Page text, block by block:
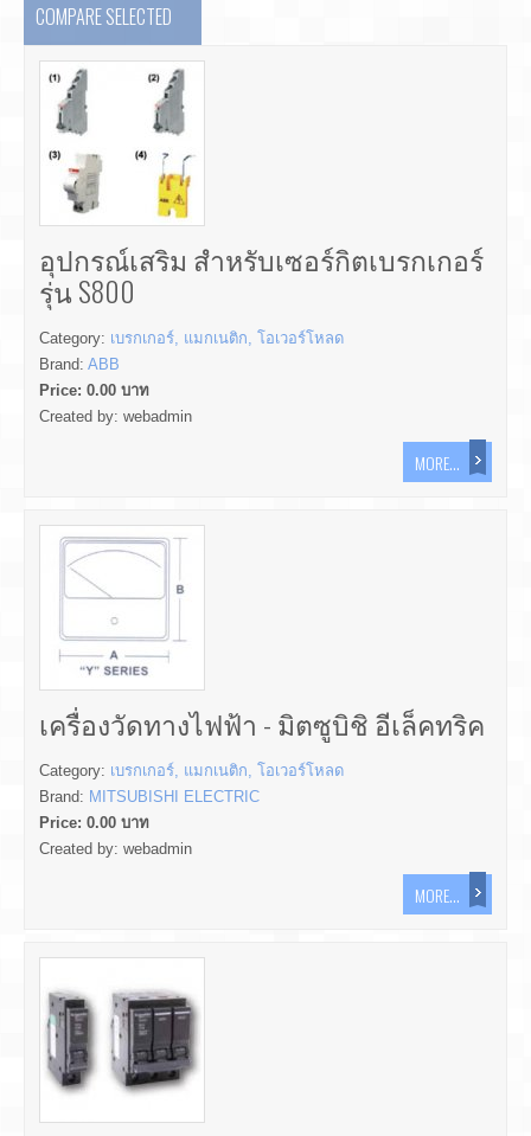
COMPARE SELECTED
อุปกรณ์เสริม สำหรับเซอร์กิตเบรกเกอร์
รุ่น S800
Category: เบรกเกอร์, แมกเนติก, โอเวอร์โหลด
Brand: ABB
Price: 0.00 บาท
Created by: webadmin
MORE...
เครื่องวัดทางไฟฟ้า - มิตซูบิชิ อีเล็คทริค
Category: เบรกเกอร์, แมกเนติก, โอเวอร์โหลด
Brand: MITSUBISHI ELECTRIC
Price: 0.00 บาท
Created by: webadmin
MORE...